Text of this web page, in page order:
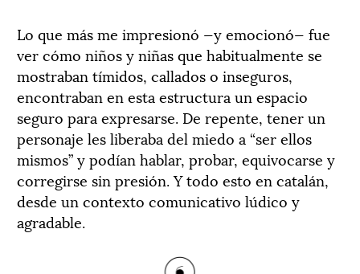
Lo que más me impresionó —y emocionó— fue
ver cómo niños y niñas que habitualmente se
mostraban tímidos, callados o inseguros,
encontraban en esta estructura un espacio
seguro para expresarse. De repente, tener un
personaje les liberaba del miedo a “ser ellos
mismos” y podían hablar, probar, equivocarse y
corregirse sin presión. Y todo esto en catalán,
desde un contexto comunicativo lúdico y
agradable.